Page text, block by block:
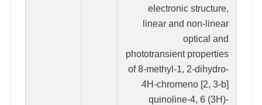
electronic structure,
linear and non-linear
optical and
phototransient properties
of 8-methyl-1, 2-dihydro-
4H-chromeno [2, 3-b]
quinoline-4, 6 (3H)-